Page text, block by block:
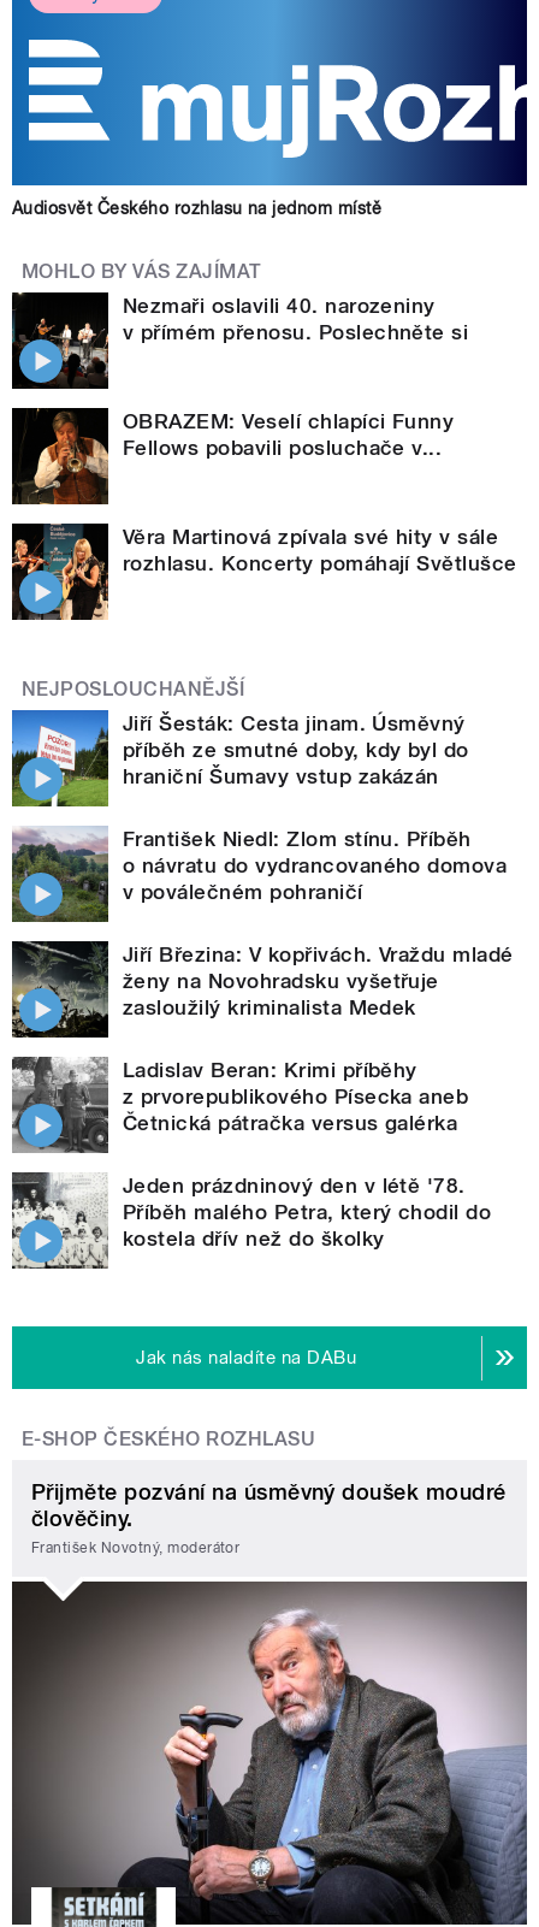
Audiosvět Českého rozhlasu na jednom místě
MOHLO BY VÁS ZAJÍMAT
Nezmaři oslavili 40. narozeniny
v přímém přenosu. Poslechněte si
OBRAZEM: Veselí chlapíci Funny
Fellows pobavili posluchače v...
Věra Martinová zpívala své hity v sále
rozhlasu. Koncerty pomáhají Světlušce
NEJPOSLOUCHANĚJŠÍ
Jiří Šesták: Cesta jinam. Úsměvný
příběh ze smutné doby, kdy byl do
hraniční Šumavy vstup zakázán
František Niedl: Zlom stínu. Příběh
o návratu do vydrancovaného domova
v poválečném pohraničí
Jiří Březina: V kopřivách. Vraždu mladé
ženy na Novohradsku vyšetřuje
zasloužilý kriminalista Medek
Ladislav Beran: Krimi příběhy
z prvorepublikového Písecka aneb
Četnická pátračka versus galérka
Jeden prázdninový den v létě '78.
Příběh malého Petra, který chodil do
kostela dřív než do školky
Jak nás naladíte na DABu
E-SHOP ČESKÉHO ROZHLASU
Přijměte pozvání na úsměvný doušek moudré
člověčiny.
František Novotný, moderátor